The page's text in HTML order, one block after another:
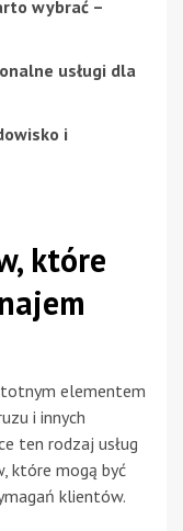
wybrać –
usługi dla
i
które
elementem
i innych
ten rodzaj usług
które mogą być
klientów.